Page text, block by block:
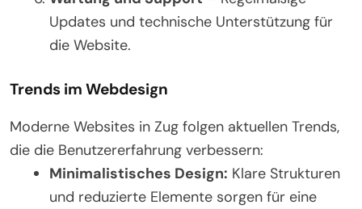
Updates und technische Unterstützung für
die Website.
Trends im Webdesign
Moderne Websites in Zug folgen aktuellen Trends,
die die Benutzererfahrung verbessern:
Minimalistisches Design: Klare Strukturen
und reduzierte Elemente sorgen für eine